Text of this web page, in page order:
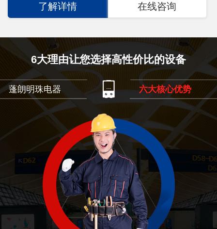
了解详情 在线咨询
6大理由让您选择高性价比的设备
蓬朗明珠电器 六大核心优势